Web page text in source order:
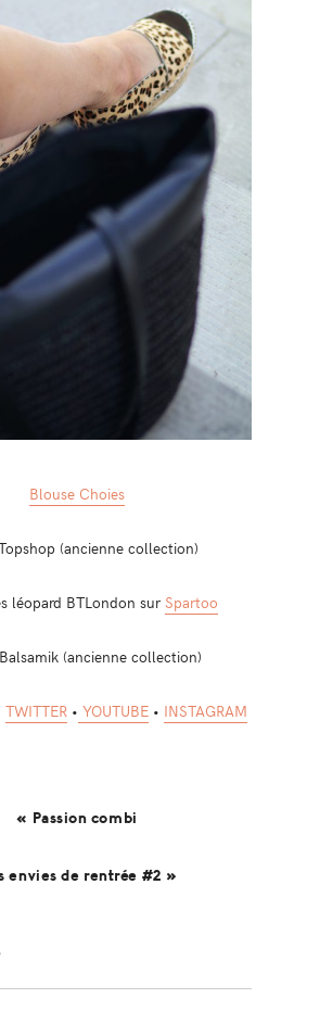
Blouse Choies
(ancienne collection)
léopard BTLondon sur Spartoo
(ancienne collection)
TWITTER • YOUTUBE • INSTAGRAM
« Passion combi
envies de rentrée #2 »